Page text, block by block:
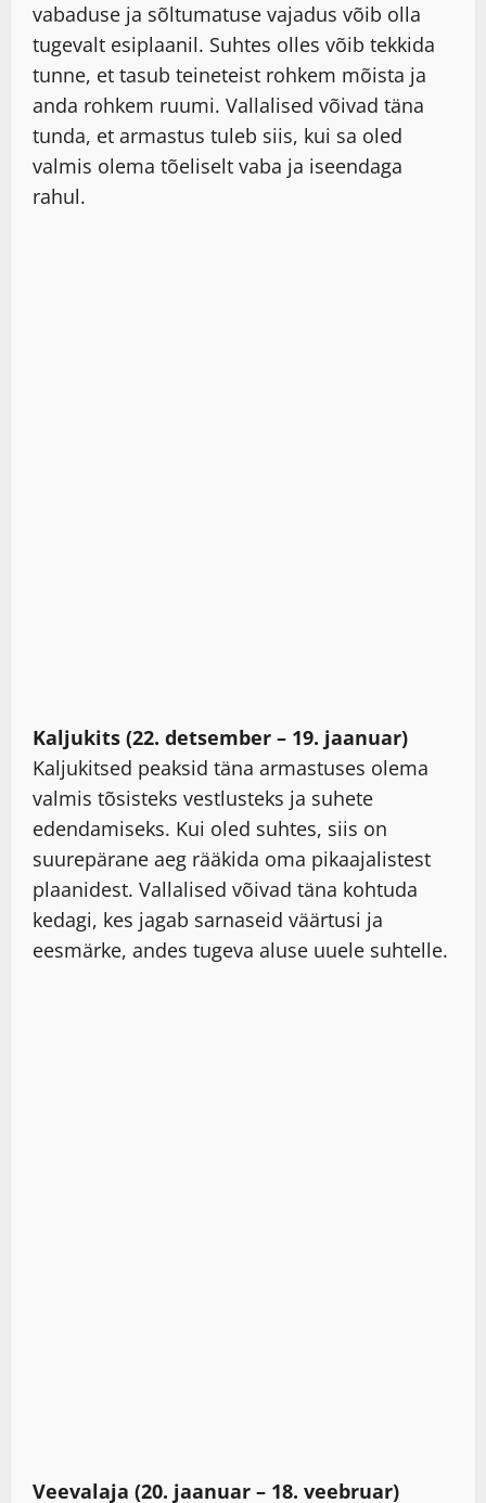
vabaduse ja sõltumatuse vajadus võib olla
tugevalt esiplaanil. Suhtes olles võib tekkida
tunne, et tasub teineteist rohkem mõista ja
anda rohkem ruumi. Vallalised võivad täna
tunda, et armastus tuleb siis, kui sa oled
valmis olema tõeliselt vaba ja iseendaga
rahul.
Kaljukits (22. detsember – 19. jaanuar)
Kaljukitsed peaksid täna armastuses olema
valmis tõsisteks vestlusteks ja suhete
edendamiseks. Kui oled suhtes, siis on
suurepärane aeg rääkida oma pikaajalistest
plaanidest. Vallalised võivad täna kohtuda
kedagi, kes jagab sarnaseid väärtusi ja
eesmärke, andes tugeva aluse uuele suhtelle.
Veevalaja (20. jaanuar – 18. veebruar)